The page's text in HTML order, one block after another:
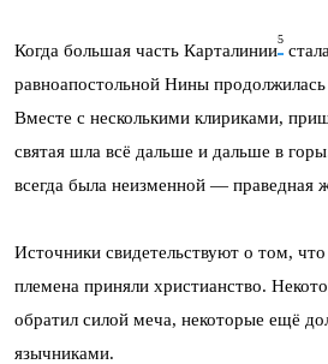
Когда большая часть Карталинии
5
равноапостольной Нины
Вместе с несколькими клириками,
святая шла всё дальше и дальше в
всегда была неизменной — праведная
Источники свидетельствуют о том, что
племена приняли христианство.
обратил силой меча, некоторые ещё
язычниками.